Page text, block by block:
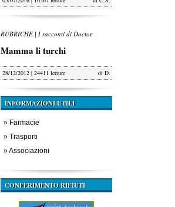
RUBRICHE | I racconti di Doctor
Mamma li turchi
28/12/2012 | 24411 letture di D.
INFORMAZIONI UTILI
» Farmacie
» Trasporti
»Associazioni
CONFERIMENTO RIFIUTI